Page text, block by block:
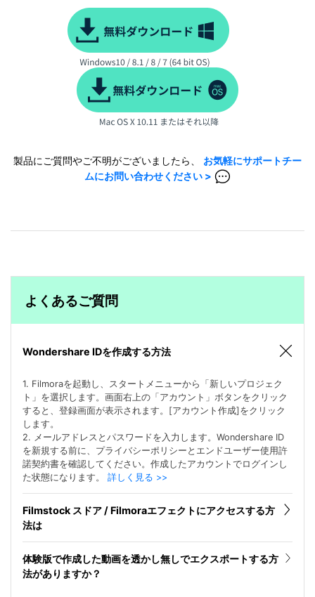
製品にご質問やご不明がございましたら、 お気軽にサポートチー
ムにお問い合わせください >
よくあるご質問
Wondershare IDを作成する方法
1. Filmoraを起動し、スタートメニューから「新しいプロジェク
ト」を選択します。画面右上の「アカウント」ボタンをクリック
すると、登録画面が表示されます。[アカウント作成]をクリック
します。
2. メールアドレスとパスワードを入力します。Wondershare ID
を新規する前に、プライバシーポリシーとエンドユーザー使用許
諾契約書を確認してください。作成したアカウントでログインし
た状態になります。 詳しく見る >>
Filmstock スドア / Filmoraエフェクトにアクセスする方
法は
体験版で作成した動画を透かし無しでエクスポートする方
法がありますか？